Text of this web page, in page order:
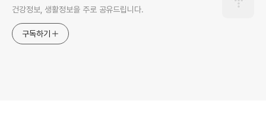
건강정보, 생활정보을 주로 공유드립니다.
구독하기